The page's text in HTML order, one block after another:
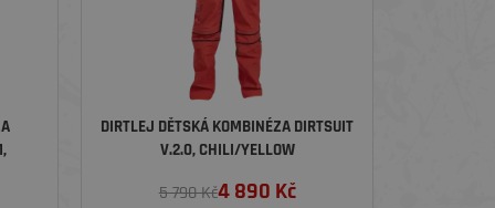
DIRTLEJ DĚTSKÁ KOMBINÉZA DIRTSUIT
V.2.0, CHILI/YELLOW
5 790 Kč4 890 Kč